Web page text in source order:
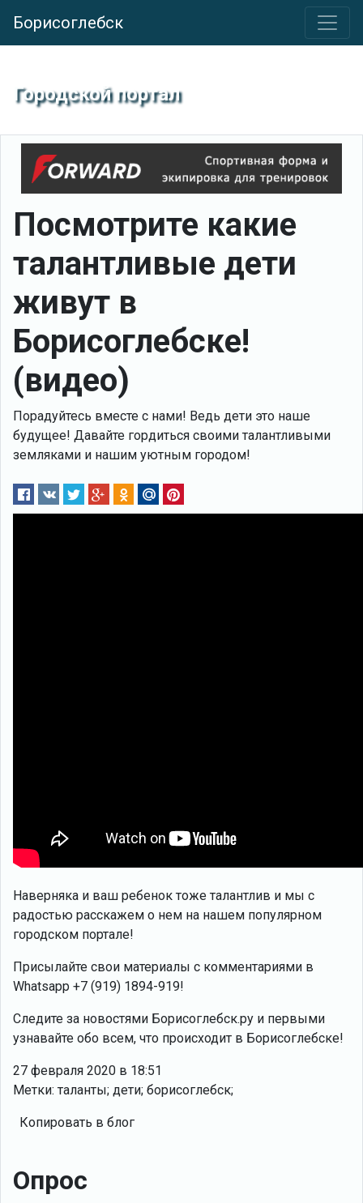
Борисоглебск
Городской портал
Посмотрите какие
талантливые дети
живут в
Борисоглебске!
(видео)
Порадуйтесь вместе с нами! Ведь дети это наше
будущее! Давайте гордиться своими талантливыми
земляками и нашим уютным городом!
Наверняка и ваш ребенок тоже талантлив и мы с
радостью расскажем о нем на нашем популярном
городском портале!
Присылайте свои материалы с комментариями в
Whatsapp +7 (919) 1894-919!
Следите за новостями Борисоглебск.ру и первыми
узнавайте обо всем, что происходит в Борисоглебске!
27 февраля 2020 в 18:51
Метки: таланты; дети; борисоглебск;
Копировать в блог
Опрос